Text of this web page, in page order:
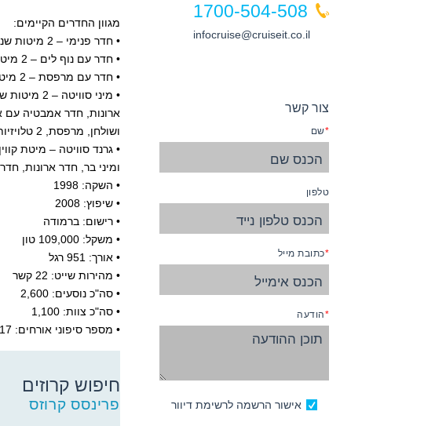
1700-504-508
infocruise@cruiseit.co.il
צור קשר
שם
טלפון
כתובת מייל
הודעה
אישור הרשמה לרשימת דיוור
מגוון החדרים הקיימים:
• חדר פנימי – 2 מיטות שניתן להופכן למיטה זוגית, מקרר עם טלוויזיה, ארון מרווח, חדר אמבטיה עם מקלחת.
• חדר עם נוף לים – 2 מיטות שניתן להופכן למיטה זוגית, חלון, מקרר עם טלוויזיה, ארון מרווח, חדר אמבטיה עם מקלחת.
• חדר עם מרפסת – 2 מיטות שניתן להופכן למיטה זוגית, מרפסת, מקרר עם טלויזיה, ארון מרווח עם שולחן, חדר אמבטיה עם מקלחת.
ושולחן, מרפסת, 2 טלויזיות, מקרר עם מיני בר, חדר ארונות, חדר אמבטיה עם אמבט ומקלחת .
ומיני בר, חדר ארונות,
• השקה: 1998
• שיפוץ: 2008
• רישום: ברמודה
• משקל: 109,000 טון
• אורך: 951 רגל
• מהירות שייט: 22 קשר
• סה"כ נוסעים: 2,600
• סה"כ צוות: 1,100
• מספר סיפוני אורחים: 17
חיפוש קרוזים
פרינסס קרוזס